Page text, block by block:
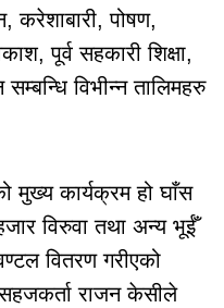
करेशाबारी, पोषण,
पूर्व सहकारी शिक्षा,
विभीन्न तालिमहरु
मुख्य कार्यक्रम हो घाँस
विरुवा तथा अन्य भूईँ
वितरण गरीएको
राजन केसीले